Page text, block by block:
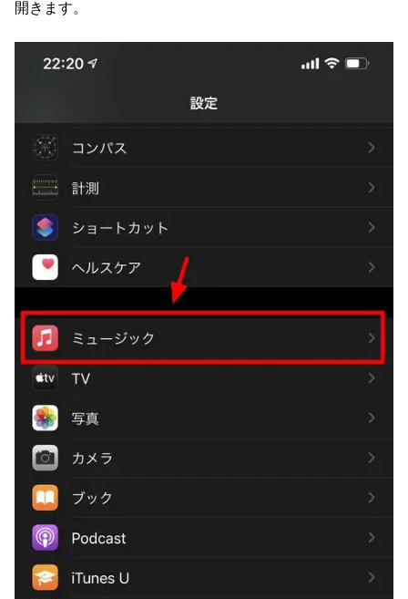
開きます。